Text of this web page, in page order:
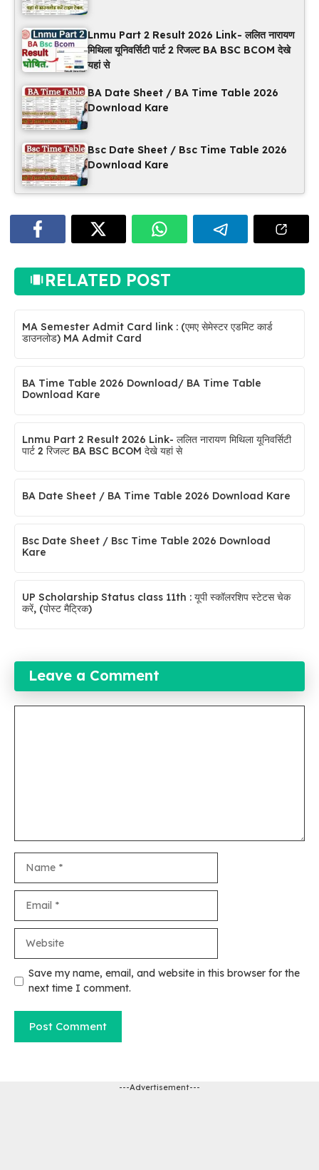
Lnmu Part 2 Result 2026 Link- ललित नारायण
मिथिला यूनिवर्सिटी पार्ट 2 रिजल्ट BA BSC BCOM देखे
यहां से
BA Date Sheet / BA Time Table 2026
Download Kare
Bsc Date Sheet / Bsc Time Table 2026
Download Kare
RELATED POST
MA Semester Admit Card link : (एमए सेमेस्टर एडमिट कार्ड
डाउनलोड) MA Admit Card
BA Time Table 2026 Download/ BA Time Table
Download Kare
Lnmu Part 2 Result 2026 Link- ललित नारायण मिथिला यूनिवर्सिटी
पार्ट 2 रिजल्ट BA BSC BCOM देखे यहां से
BA Date Sheet / BA Time Table 2026 Download Kare
Bsc Date Sheet / Bsc Time Table 2026 Download
Kare
UP Scholarship Status class 11th :​ यूपी स्कॉलरशिप स्टेटस चेक
करें, (पोस्ट मैट्रिक)
Leave a Comment
Save my name, email, and website in this browser for the
next time I comment.
---Advertisement---